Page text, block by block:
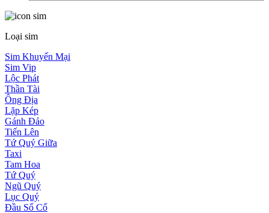
Loại sim
Sim Khuyến Mại
Sim Vip
Lộc Phát
Thần Tài
Ông Địa
Lặp Kép
Gánh Đảo
Tiến Lên
Tứ Quý Giữa
Taxi
Tam Hoa
Tứ Quý
Ngũ Quý
Lục Quý
Đầu Số Cổ